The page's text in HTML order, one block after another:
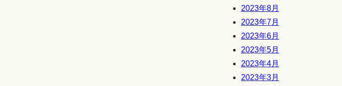
2023年8月
2023年7月
2023年6月
2023年5月
2023年4月
2023年3月